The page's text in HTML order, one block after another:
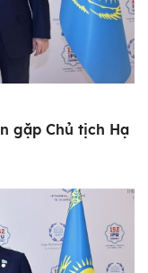
gặp Chủ tịch Hạ